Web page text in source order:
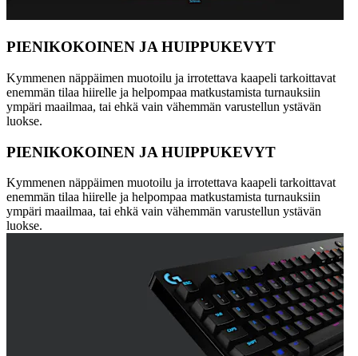
PIENIKOKOINEN JA HUIPPUKEVYT
Kymmenen näppäimen muotoilu ja irrotettava kaapeli tarkoittavat
enemmän tilaa hiirelle ja helpompaa matkustamista turnauksiin
ympäri maailmaa, tai ehkä vain vähemmän varustellun ystävän
luokse.
PIENIKOKOINEN JA HUIPPUKEVYT
Kymmenen näppäimen muotoilu ja irrotettava kaapeli tarkoittavat
enemmän tilaa hiirelle ja helpompaa matkustamista turnauksiin
ympäri maailmaa, tai ehkä vain vähemmän varustellun ystävän
luokse.